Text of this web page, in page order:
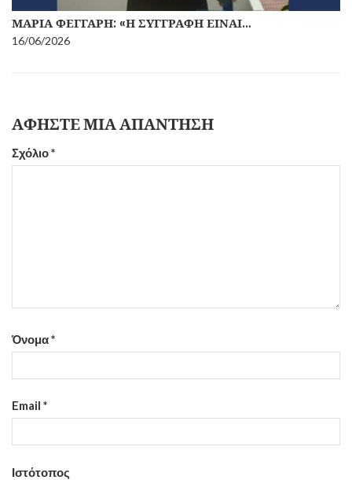
ΜΑΡΊΑ ΦΕΓΓΆΡΗ: «Η ΣΥΓΓΡΑΦΉ ΕΊΝΑΙ…
16/06/2026
ΑΦΉΣΤΕ ΜΙΑ ΑΠΆΝΤΗΣΗ
Σχόλιο*
Όνομα*
Email *
Ιστότοπος